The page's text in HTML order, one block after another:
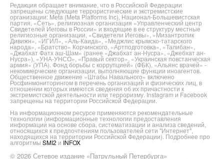
Редакция обращает внимание, что в Российской Федерации
запрещены следующие террористические и экстремистские
организации: Meta (Meta Platforms Inc), Национал-Большевистская
партия, «Сеть», религиозная организация «Управленческий центр
Свидетелей Иеговы в России» и входящие в ее структуру местные
религиозные организации, «Свидетели Иеговы», «Мизантропик
Дивижн», «ИГИЛ», «Аль-Каида», «Меджлис крымско-татарского
народа», «Братство» Корчинского, «Артподготовка», «Талибан»,
«Джабхат Фатх аш-Шам» (ранее «Джабхат ан-Нусра», «Джебхат ан-
Нусра»), «УНА-УНСО», «Правый сектор», «Украинская повстанческая
армия» (УПА). Фонд борьбы с коррупцией» (ФБК), «Альянс врачей» -
некоммерческие организации, выполняющие функции иноагентов.
Общественное движение «Штабы Навального» включено
Росфинмониторингом в перечень организаций и физических лиц, в
отношении которых имеются сведения об их причастности к
экстремистской деятельности или терроризму. Instagram и Facebook
запрещены на территории Российской Федерации.
На информационном ресурсе применяются рекомендательные
технологии (информационные технологии предоставления
информации на основе сбора, систематизации и анализа сведений,
относящихся к предпочтениям пользователей сети "Интернет",
находящихся на территории Российской Федерации). Подробнее про
алгоритмы SMI2 и INFOX
© 2026 Сетевое издание «Патрульный Петербурга»